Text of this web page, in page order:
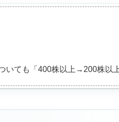
ても「400株以上→200株以上